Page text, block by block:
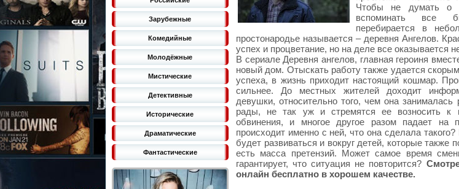
Зарубежные
Комедийные
Молодёжные
Мистические
Детективные
Исторические
Драматические
Фантастические
Чтобы не думать о
вспоминать все
перебирается в
простонародье называется – деревня Ангелов.
успех и процветание, но на деле все оказывается
В сериале Деревня ангелов, главная героиня
новый дом. Отыскать работу также удается
успеха, в жизнь приходит настоящий кошмар.
сильнее. До местных жителей доходит
девушки, относительно того, чем она
рады, не так уж и стремятся ее возносить к
обвинения, и многое другое разом падает
происходит именно с ней, что она сделала
будет развиваться и вокруг детей, которые также
есть масса претензий. Может самое время
гарантирует, что ситуация не повторится?
онлайн бесплатно в хорошем качестве.